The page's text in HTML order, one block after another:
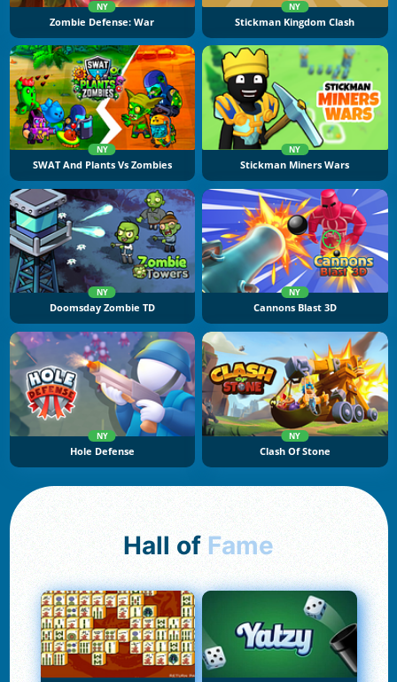
NY
Zombie Defense: War
NY
Stickman Kingdom Clash
NY
SWAT And Plants Vs Zombies
NY
Stickman Miners Wars
NY
Doomsday Zombie TD
NY
Cannons Blast 3D
NY
Hole Defense
NY
Clash Of Stone
Hall of Fame